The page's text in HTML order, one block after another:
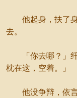
他起身，扶了身
去。
「你去哪？」纤
枕在这，空着。」
他没争辩，依言